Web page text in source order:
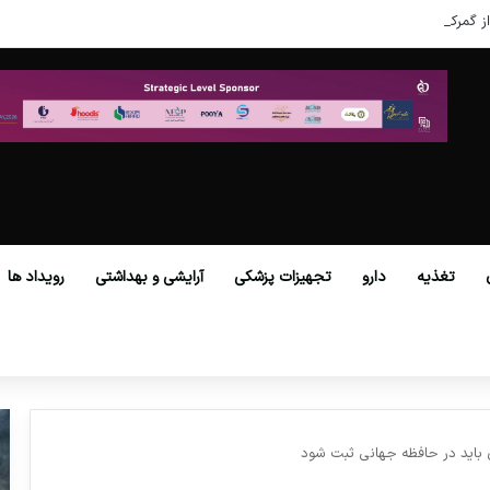
گمرکات همه استان‌ها فراهم شد.
تغذیه دارو تجهیزات پزشکی آرایشی و بهداشتی رویداد ها
باید در حافظه جهانی ثبت شود